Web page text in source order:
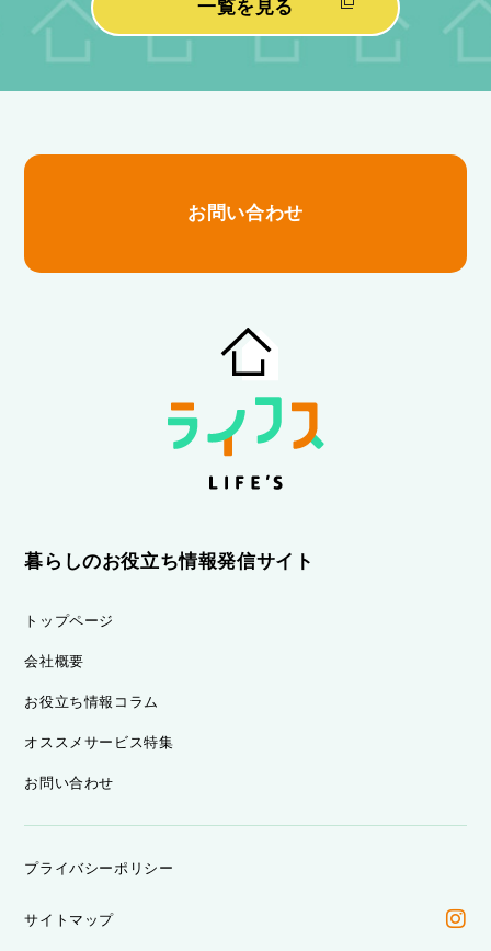
一覧を見る
お問い合わせ
暮らしのお役立ち情報発信サイト
トップページ
会社概要
お役立ち情報コラム
オススメサービス特集
お問い合わせ
プライバシーポリシー
サイトマップ